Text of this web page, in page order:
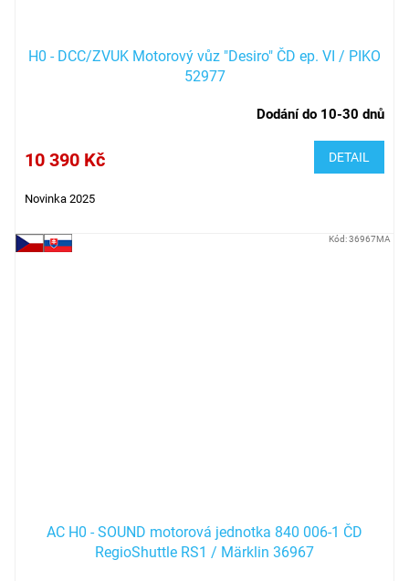
H0 - DCC/ZVUK Motorový vůz "Desiro" ČD ep. VI / PIKO
52977
Dodání do 10-30 dnů
10 390 Kč DETAIL
Novinka 2025
AC H0 - SOUND motorová jednotka 840 006-1 ČD
RegioShuttle RS1 / Märklin 36967
Kód:36967MA